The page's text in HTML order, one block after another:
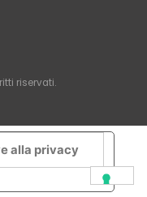
riservati.
alla privacy